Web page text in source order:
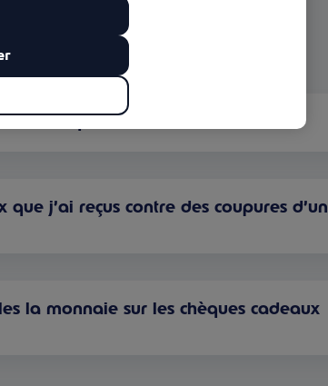
chèques cadeaux Kadéos ?
j’ai reçus contre des coupures d’un
la monnaie sur les chèques cadeaux